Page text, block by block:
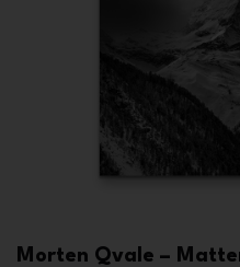
Morten Qvale –